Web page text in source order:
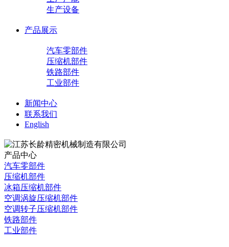
生产设备
产品展示
汽车零部件
压缩机部件
铁路部件
工业部件
新闻中心
联系我们
English
产品中心
汽车零部件
压缩机部件
冰箱压缩机部件
空调涡旋压缩机部件
空调转子压缩机部件
铁路部件
工业部件